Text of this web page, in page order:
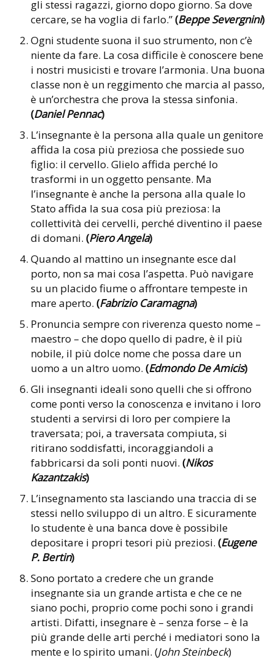
gli stessi ragazzi, giorno dopo giorno. Sa dove
cercare, se ha voglia di farlo.”(Beppe Severgnini)
Ogni studente suona il suo strumento, non c’è
niente da fare. La cosa difficile è conoscere bene
i nostri musicisti e trovare l’armonia. Una buona
classe non è un reggimento che marcia al passo,
è un’orchestra che prova la stessa sinfonia.
(Daniel Pennac)
L’insegnante è la persona alla quale un genitore
affida la cosa più preziosa che possiede suo
figlio: il cervello. Glielo affida perché lo
trasformi in un oggetto pensante. Ma
l’insegnante è anche la persona alla quale lo
Stato affida la sua cosa più preziosa: la
collettività dei cervelli, perché diventino il paese
di domani. (Piero Angela)
Quando al mattino un insegnante esce dal
porto, non sa mai cosa l’aspetta. Può navigare
su un placido fiume o affrontare tempeste in
mare aperto. (Fabrizio Caramagna)
Pronuncia sempre con riverenza questo nome –
maestro – che dopo quello di padre, è il più
nobile, il più dolce nome che possa dare un
uomo a un altro uomo. (Edmondo De Amicis)
Gli insegnanti ideali sono quelli che si offrono
come ponti verso la conoscenza e invitano i loro
studenti a servirsi di loro per compiere la
traversata; poi, a traversata compiuta, si
ritirano soddisfatti, incoraggiandoli a
fabbricarsi da soli ponti nuovi. (Nikos
Kazantzakis)
L’insegnamento sta lasciando una traccia di se
stessi nello sviluppo di un altro. E sicuramente
lo studente è una banca dove è possibile
depositare i propri tesori più preziosi. (Eugene
P. Bertin)
Sono portato a credere che un grande
insegnante sia un grande artista e che ce ne
siano pochi, proprio come pochi sono i grandi
artisti. Difatti, insegnare è – senza forse – è la
più grande delle arti perché i mediatori sono la
mente e lo spirito umani. (John Steinbeck)